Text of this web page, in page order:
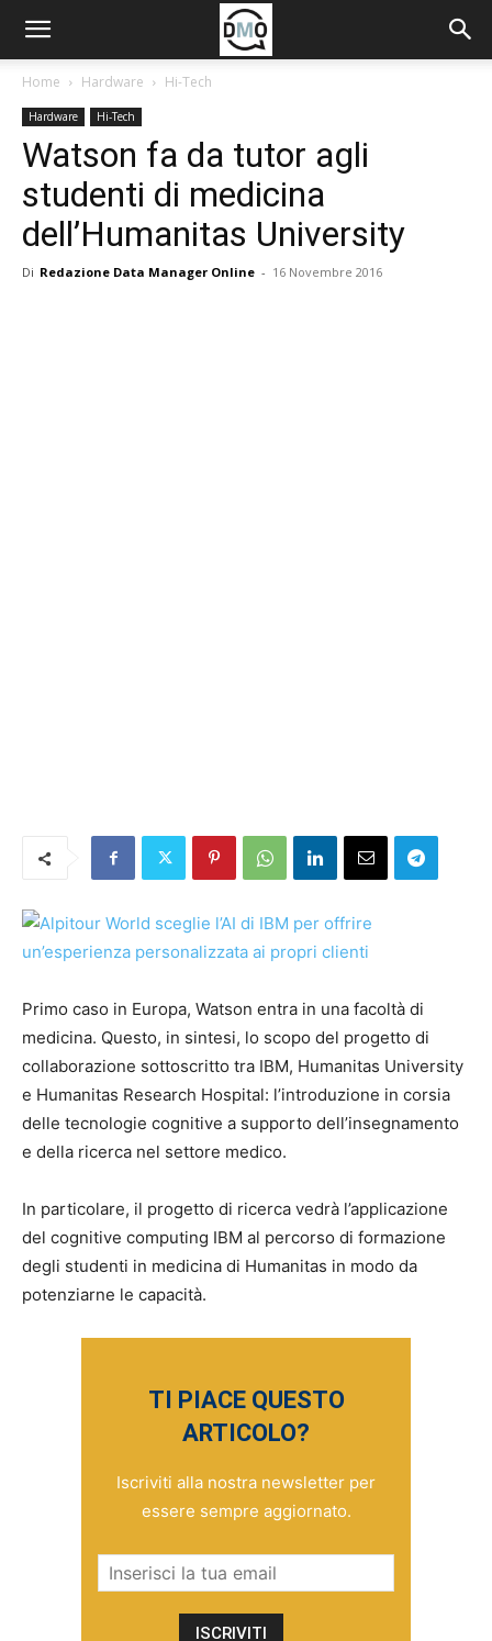
Home Hardware Hi-Tech
Hardware Hi-Tech
Watson fa da tutor agli
studenti di medicina
dell’Humanitas University
Di Redazione Data Manager Online - 16 Novembre 2016
Primo caso in Europa, Watson entra in una facoltà di
medicina. Questo, in sintesi, lo scopo del progetto di
collaborazione sottoscritto tra IBM, Humanitas University
e Humanitas Research Hospital: l’introduzione in corsia
delle tecnologie cognitive a supporto dell’insegnamento
e della ricerca nel settore medico.
In particolare, il progetto di ricerca vedrà l’applicazione
del cognitive computing IBM al percorso di formazione
degli studenti in medicina di Humanitas in modo da
potenziarne le capacità.
TI PIACE QUESTO
ARTICOLO?
Iscriviti alla nostra newsletter per
essere sempre aggiornato.